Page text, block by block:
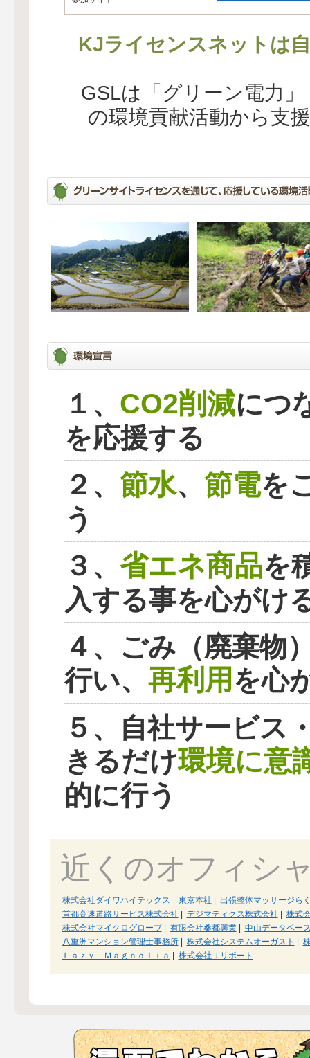
KJライセンスネットは
GSLは「グリーン電力
の環境貢献活動から支
１、 CO2削減につ
を応援する
２、 節水、 節電を
う
３、 省エネ商品を
入する事を心がけ
４、ごみ（廃棄物
行い、 再利用を心
５、自社サービス
きるだけ環境に意
的に行う
近くのオフィシ
株式会社ダイワハイテックス 東京本社
出張整体マッサージら
首都高速道路サービス株式会社
デジマティクス株式会社
株式
株式会社マイクログローブ| 有限会社桑都興業|
中山データベー
八重洲マンション管理士事務所| 株式会社システムオーガスト
Ｌａｚｙ Ｍａｇｎｏｌｉａ
株式会社Ｊリポート